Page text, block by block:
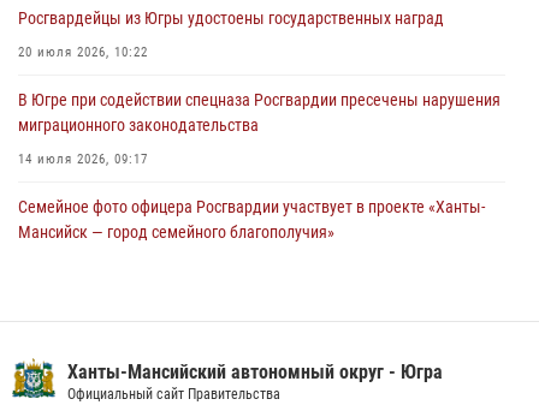
Урайский отдел вневедомственной охраны Росгвардии отмечает
60-летний юбилей
Росгвардейцы из Югры удостоены государственных наград
20 июля 2026, 10:22
В Югре при содействии спецназа Росгвардии пресечены нарушения
миграционного законодательства
14 июля 2026, 09:17
Семейное фото офицера Росгвардии участвует в проекте «Ханты-
Мансийск — город семейного благополучия»
16 июля 2026, 04:54 4
Ханты-Мансийский автономный округ - Югра
Официальный сайт Правительства